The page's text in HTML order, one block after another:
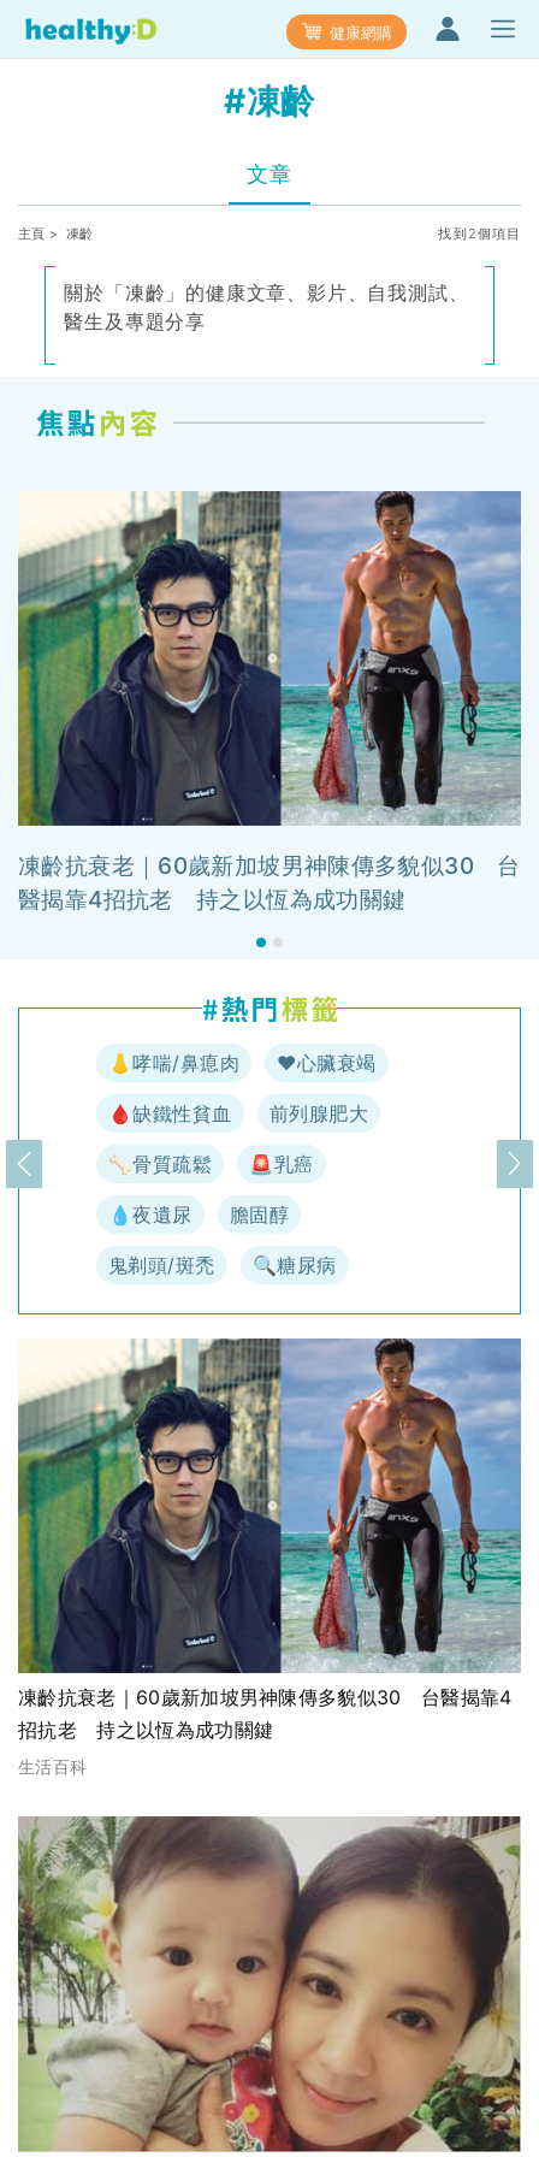
健康網購
#凍齡
文章
主頁 > 凍齡 找到2個項目
關於「凍齡」的健康文章、影片、自我測試、
醫生及專題分享
凍齡抗衰老｜60歲新加坡男神陳傳多貌似30 台
醫揭靠4招抗老 持之以恆為成功關鍵
👃哮喘/鼻瘜肉 ♥️心臟衰竭
🩸缺鐵性貧血 前列腺肥大
🦴骨質疏鬆 🚨乳癌
💧夜遺尿 膽固醇
鬼剃頭/斑禿 🔍糖尿病
上一頁 下
凍齡抗衰老｜60歲新加坡男神陳傳多貌似30 台醫揭靠4
招抗老 持之以恆為成功關鍵
生活百科